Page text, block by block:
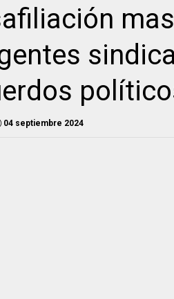
04 septiembre 2024